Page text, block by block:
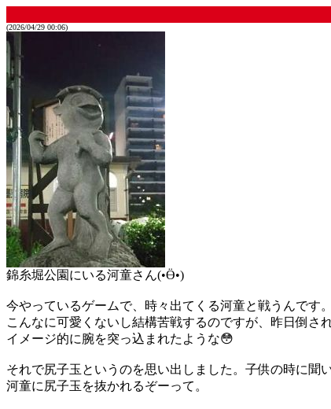
(2026/04/29 00:06)
錦糸堀公園にいる河童さん(•Ӫ•)
今やっているゲームで、時々出てくる河童と戦うんです。
こんなに可愛くないし結構苦戦するのですが、昨日倒さ
イメージ的に腕を突っ込まれたような😳
それで尻子玉というのを思い出しました。子供の時に聞
河童に尻子玉を抜かれるぞーって。